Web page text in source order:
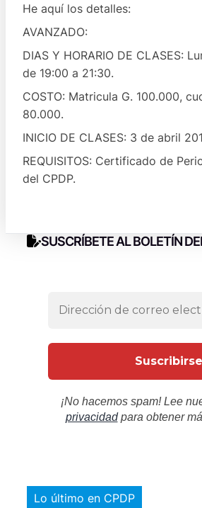
He aquí los detalles:
AVANZADO:
DIAS Y HORARIO DE CLASES:
de 19:00 a 21:30.
COSTO: Matricula G. 100.000,
80.000.
INICIO DE CLASES: 3 de abril
REQUISITOS: Certificado de
del CPDP.
SUSCRÍBETE AL BOLETÍN
¡No hacemos spam! Lee
privacidadpara obtener
Lo último en CPDP